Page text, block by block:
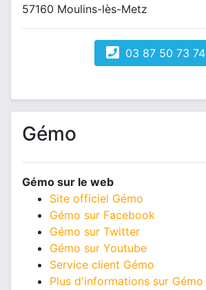
57160 Moulins-lès-Metz
03 87 50 73 74
Gémo
Gémo sur le web
Site officiel Gémo
Gémo sur Facebook
Gémo sur Twitter
Gémo sur Youtube
Service client Gémo
Plus d'informations sur Gémo